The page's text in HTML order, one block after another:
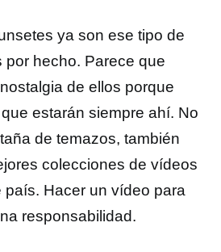
ya son ese tipo de
por hecho. Parece que
de ellos porque
estarán siempre ahí. No
de temazos, también
colecciones de vídeos
país. Hacer un vídeo para
responsabilidad.